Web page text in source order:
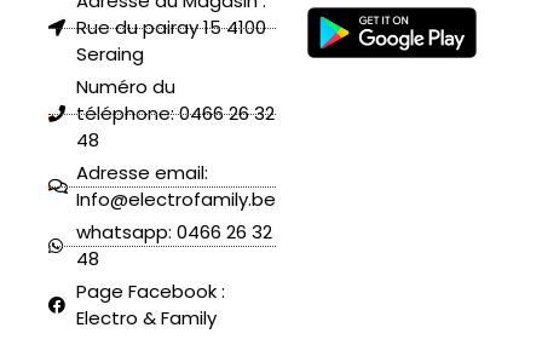
Rue du pairay 15 4100
Seraing
Numéro du
téléphone: 0466 26 32
48
Adresse email:
Info@electrofamily.be
whatsapp: 0466 26 32
48
Page Facebook :
Electro & Family